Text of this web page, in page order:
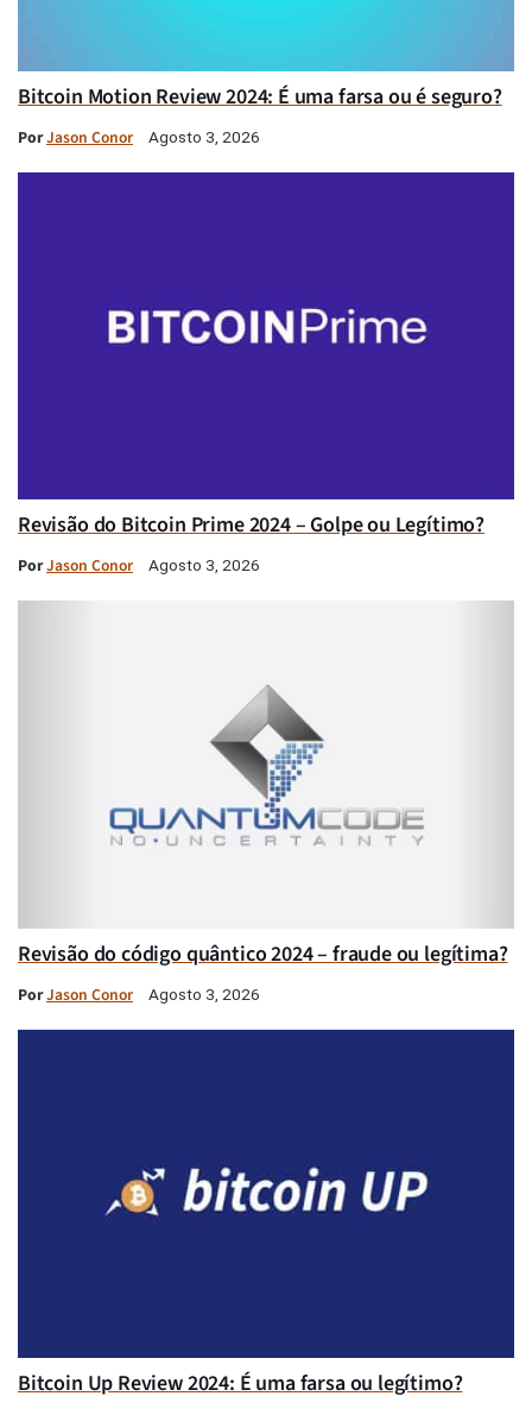
Bitcoin Motion Review 2024: É uma farsa ou é seguro?
PorJason Conor Agosto 3, 2026
Revisão do Bitcoin Prime 2024 – Golpe ou Legítimo?
PorJason Conor Agosto 3, 2026
Revisão do código quântico 2024 – fraude ou legítima?
PorJason Conor Agosto 3, 2026
Bitcoin Up Review 2024: É uma farsa ou legítimo?